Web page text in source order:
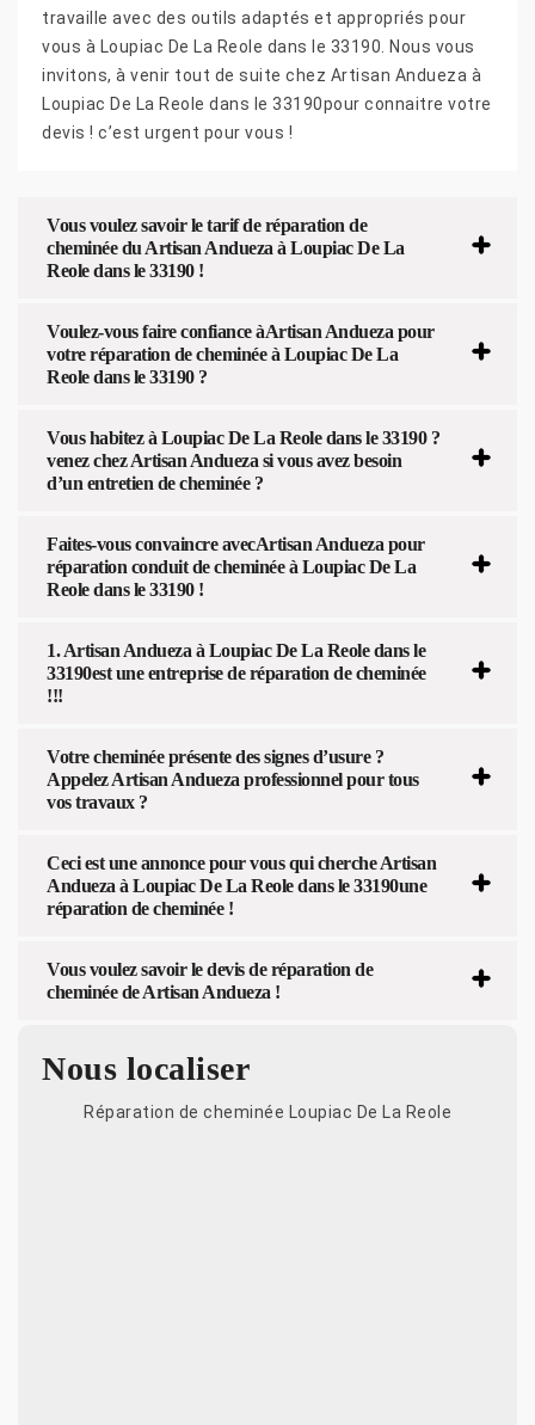
travaille avec des outils adaptés et appropriés pour
vous à Loupiac De La Reole dans le 33190. Nous vous
invitons, à venir tout de suite chez Artisan Andueza à
Loupiac De La Reole dans le 33190pour connaitre votre
devis ! c’est urgent pour vous !
Vous voulez savoir le tarif de réparation de
cheminée du Artisan Andueza à Loupiac De La
Reole dans le 33190 !
Voulez-vous faire confiance àArtisan Andueza pour
votre réparation de cheminée à Loupiac De La
Reole dans le 33190 ?
Vous habitez à Loupiac De La Reole dans le 33190 ?
venez chez Artisan Andueza si vous avez besoin
d’un entretien de cheminée ?
Faites-vous convaincre avecArtisan Andueza pour
réparation conduit de cheminée à Loupiac De La
Reole dans le 33190 !
1. Artisan Andueza à Loupiac De La Reole dans le
33190est une entreprise de réparation de cheminée
!!!
Votre cheminée présente des signes d’usure ?
Appelez Artisan Andueza professionnel pour tous
vos travaux ?
Ceci est une annonce pour vous qui cherche Artisan
Andueza à Loupiac De La Reole dans le 33190une
réparation de cheminée !
Vous voulez savoir le devis de réparation de
cheminée de Artisan Andueza !
Nous localiser
Réparation de cheminée Loupiac De La Reole